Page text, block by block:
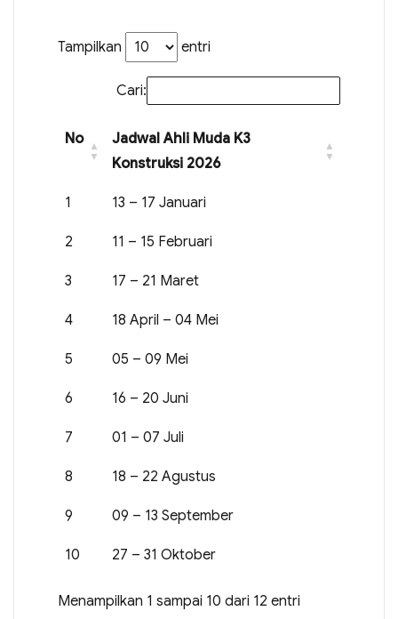
Tampilkan entri
Cari:
No
Jadwal Ahli Muda K3
Konstruksi 2026
1 13 – 17 Januari
2 11 – 15 Februari
3 17 – 21 Maret
4 18 April – 04 Mei
5 05 – 09 Mei
6 16 – 20 Juni
7 01 – 07 Juli
8 18 – 22 Agustus
9 09 – 13 September
10 27 – 31 Oktober
Menampilkan 1 sampai 10 dari 12 entri